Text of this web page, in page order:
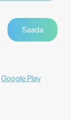
Google Play